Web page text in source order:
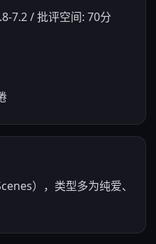
7.2 / 批评空间: 70分
），类型多为纯爱、